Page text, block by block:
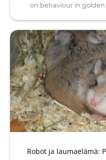
on behaviour in golden
Robot ja laumaelämä: